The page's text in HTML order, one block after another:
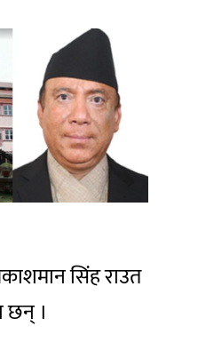
सिंह राउत
छन् ।